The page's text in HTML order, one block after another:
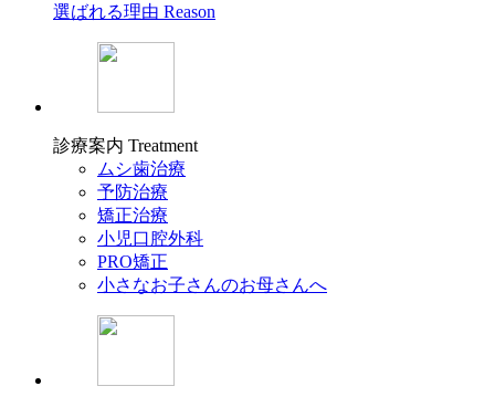
選ばれる理由 Reason
診療案内 Treatment
ムシ歯治療
予防治療
矯正治療
小児口腔外科
PRO矯正
小さなお子さんのお母さんへ